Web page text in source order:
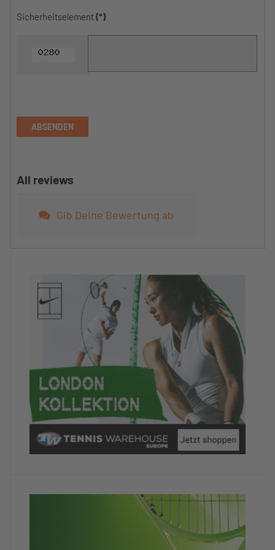
Sicherheitselement(*)
ABSENDEN
All reviews
Gib Deine Bewertung ab